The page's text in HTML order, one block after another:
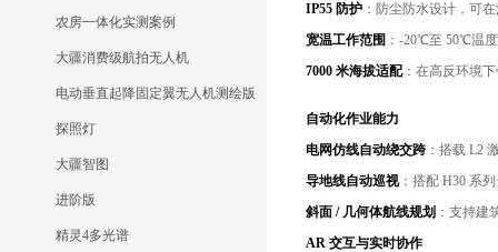
农房一体化实测案例
大疆消费级航拍无人机
电动垂直起降固定翼无人机测绘版
探照灯
大疆智图
进阶版
精灵4多光谱
IP55 防护 ：防尘防水设计，可
宽温工作范围 ：-20℃至 50℃温
7000 米海拔适配：在高反环境
自动化作业能力
电网仿线自动绕交跨 ：搭载 L2
导地线自动巡视：搭配 H30 系
斜面 / 几何体航线规划 ：支持建
AR 交互与实时协作